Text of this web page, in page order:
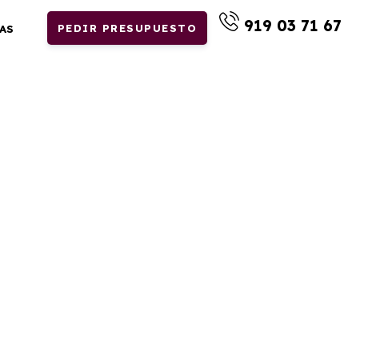
PEDIR PRESUPUESTO 919 03 71 67